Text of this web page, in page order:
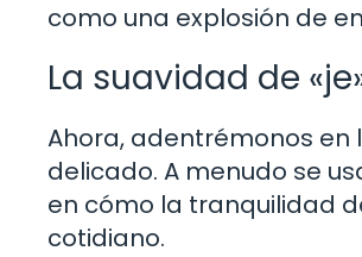
como una explosión de
La suavidad de
Ahora, adentrémonos en
delicado. A menudo se
en cómo la tranquilidad
cotidiano.